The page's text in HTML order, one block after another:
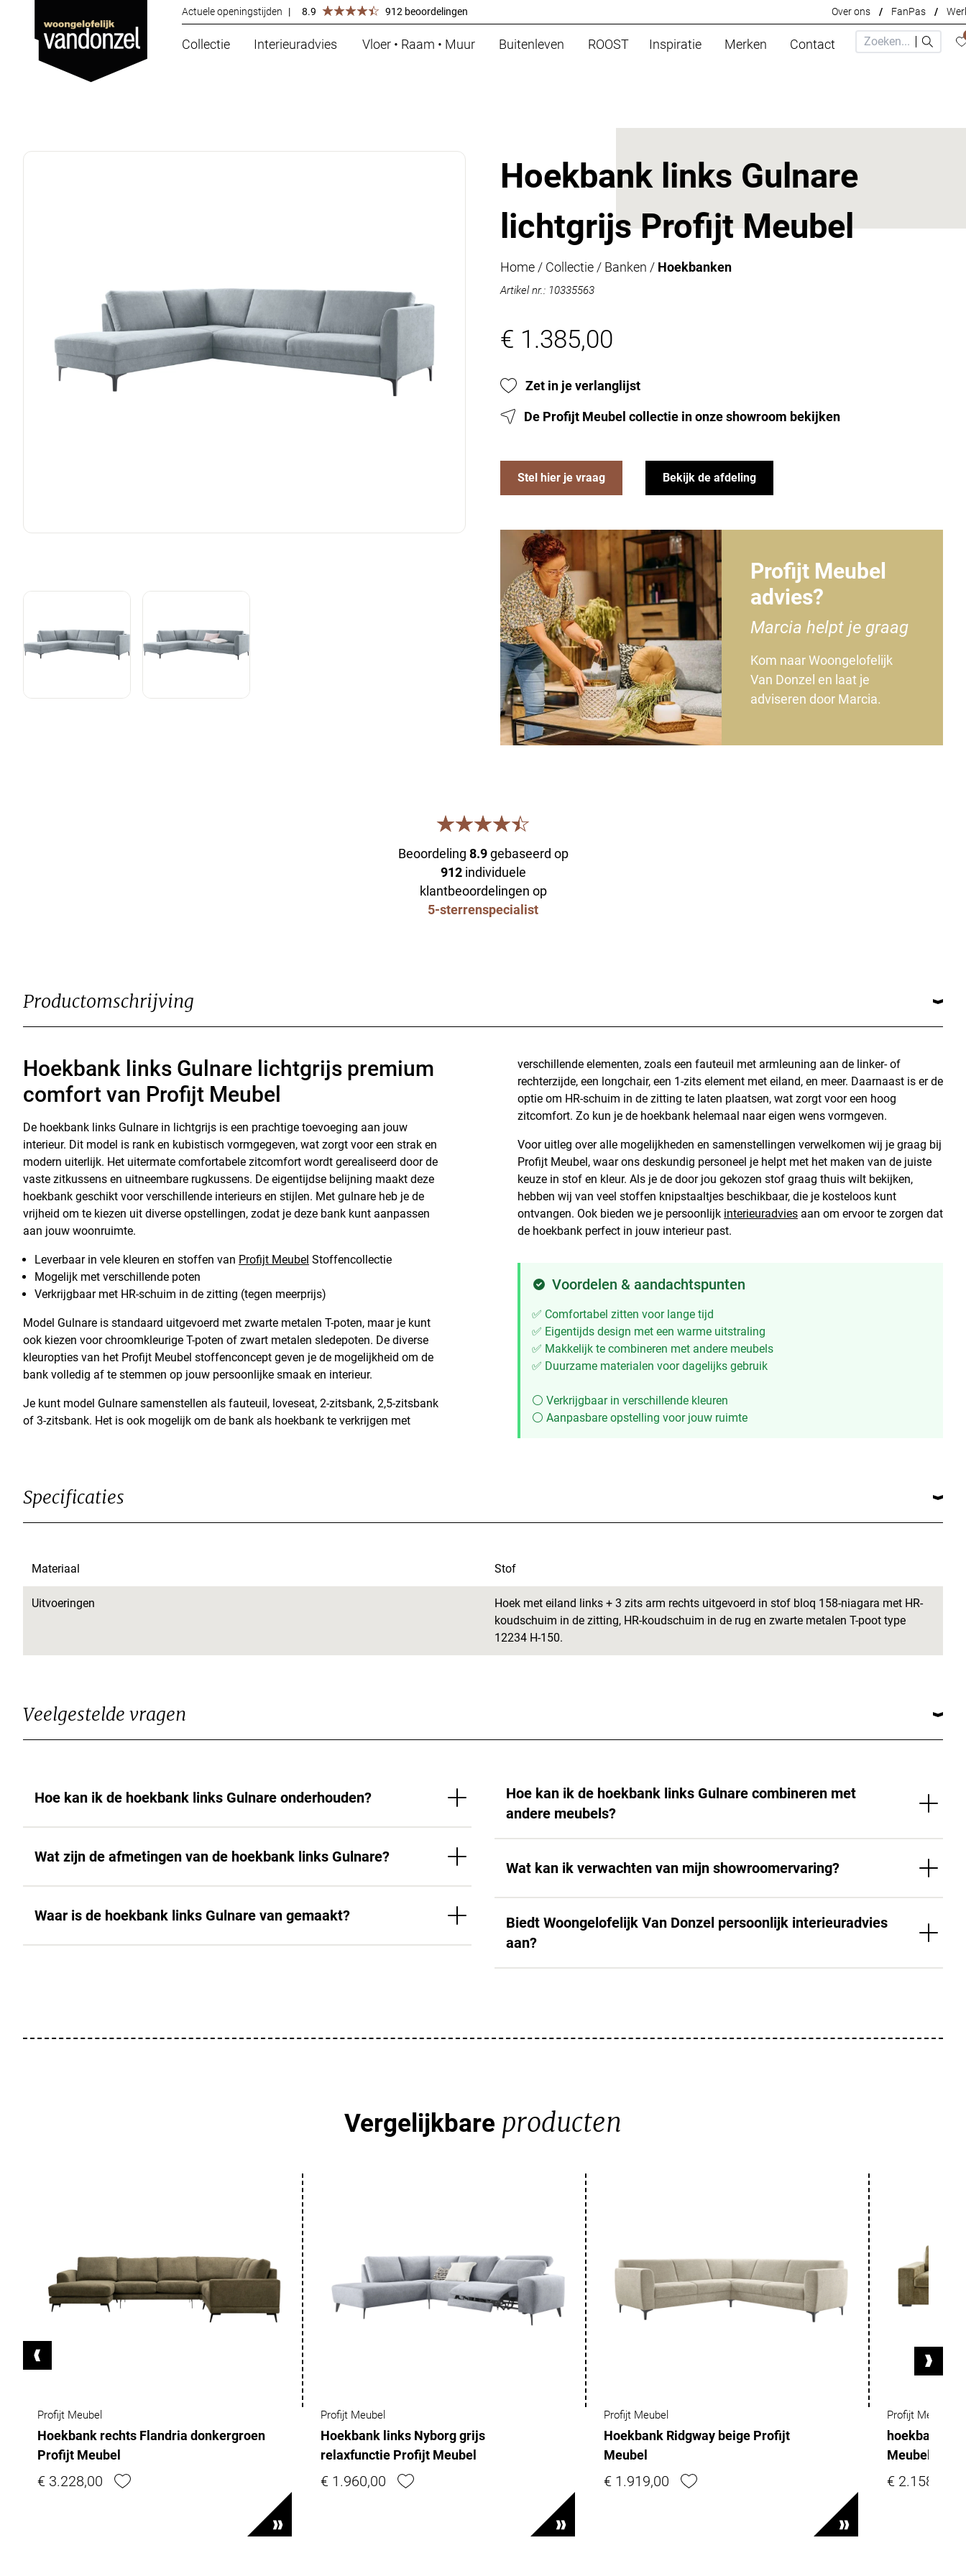
Actuele openingstijden | 8.9 912 beoordelingen Over ons / FanPas /
Collectie Interieuradvies Vloer • Raam • Muur Buitenleven ROOST Inspiratie Merken Contact
Hoekbank links Gulnare
lichtgrijs Profijt Meubel
Home / Collectie / Banken / Hoekbanken
Artikel nr.: 10335563
€ 1.385,00
Zet in je verlanglijst
De Profijt Meubel collectie in onze showroom bekijken
Stel hier je vraag Bekijk de afdeling
Profijt Meubel
advies?
Marcia helpt je graag
Kom naar Woongelofelijk
Van Donzel en laat je
adviseren door Marcia.
Beoordeling 8.9gebaseerd op
912individuele
klantbeoordelingen op
5-sterrenspecialist
Productomschrijving
Hoekbank links Gulnare lichtgrijs premium
comfort van Profijt Meubel
De hoekbank links Gulnare in lichtgrijs is een prachtige toevoeging aan jouw
interieur. Dit model is rank en kubistisch vormgegeven, wat zorgt voor een strak en
modern uiterlijk. Het uitermate comfortabele zitcomfort wordt gerealiseerd door de
vaste zitkussens en uitneembare rugkussens. De eigentijdse belijning maakt deze
hoekbank geschikt voor verschillende interieurs en stijlen. Met gulnare heb je de
vrijheid om te kiezen uit diverse opstellingen, zodat je deze bank kunt aanpassen
aan jouw woonruimte.
Leverbaar in vele kleuren en stoffen van Profijt Meubel Stoffencollectie
Mogelijk met verschillende poten
Verkrijgbaar met HR-schuim in de zitting (tegen meerprijs)
Model Gulnare is standaard uitgevoerd met zwarte metalen T-poten, maar je kunt
ook kiezen voor chroomkleurige T-poten of zwart metalen sledepoten. De diverse
kleuropties van het Profijt Meubel stoffenconcept geven je de mogelijkheid om de
bank volledig af te stemmen op jouw persoonlijke smaak en interieur.
Je kunt model Gulnare samenstellen als fauteuil, loveseat, 2-zitsbank, 2,5-zitsbank
of 3-zitsbank. Het is ook mogelijk om de bank als hoekbank te verkrijgen met
verschillende elementen, zoals een fauteuil met armleuning aan de linker- of
rechterzijde, een longchair, een 1-zits element met eiland, en meer. Daarnaast is er de
optie om HR-schuim in de zitting te laten plaatsen, wat zorgt voor een hoog
zitcomfort. Zo kun je de hoekbank helemaal naar eigen wens vormgeven.
Voor uitleg over alle mogelijkheden en samenstellingen verwelkomen wij je graag bij
Profijt Meubel, waar ons deskundig personeel je helpt met het maken van de juiste
keuze in stof en kleur. Als je de door jou gekozen stof graag thuis wilt bekijken,
hebben wij van veel stoffen knipstaaltjes beschikbaar, die je kosteloos kunt
ontvangen. Ook bieden we je persoonlijk interieuradvies aan om ervoor te zorgen dat
de hoekbank perfect in jouw interieur past.
Voordelen & aandachtspunten
✅ Comfortabel zitten voor lange tijd
✅ Eigentijds design met een warme uitstraling
✅ Makkelijk te combineren met andere meubels
✅ Duurzame materialen voor dagelijks gebruik
⚪ Verkrijgbaar in verschillende kleuren
⚪ Aanpasbare opstelling voor jouw ruimte
Specificaties
Materiaal Stof
Uitvoeringen
Hoek met eiland links + 3 zits arm rechts uitgevoerd in stof bloq 158-niagara met HR-
koudschuim in de zitting, HR-koudschuim in de rug en zwarte metalen T-poot type
12234 H-150.
Veelgestelde vragen
Hoe kan ik de hoekbank links Gulnare onderhouden?
Wat zijn de afmetingen van de hoekbank links Gulnare?
Waar is de hoekbank links Gulnare van gemaakt?
Hoe kan ik de hoekbank links Gulnare combineren met
andere meubels?
Wat kan ik verwachten van mijn showroomervaring?
Biedt Woongelofelijk Van Donzel persoonlijk interieuradvies
aan?
Vergelijkbare producten
Profijt Meubel
Hoekbank rechts Flandria donkergroen
Profijt Meubel
€ 3.228,00
Profijt Meubel
Hoekbank links Nyborg grijs
relaxfunctie Profijt Meubel
€ 1.960,00
Profijt Meubel
Hoekbank Ridgway beige Profijt
Meubel
€ 1.919,00
Profijt Meubel
hoekbank
Meubel
€ 2.158,85